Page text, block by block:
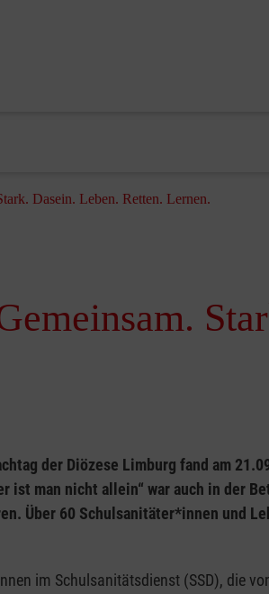
Dasein. Leben. Retten. Lernen.
der Diözese Limburg fand am
ist man nicht allein“ war auch in der
Über 60 Schulsanitäter*innen und
im Schulsanitätsdienst (SSD), die